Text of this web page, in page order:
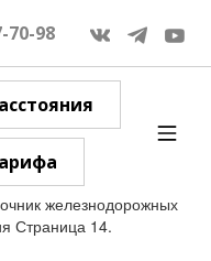
70-98
железнодорожных
Страница 14.